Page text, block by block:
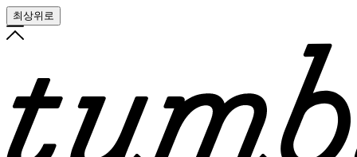
최상위로